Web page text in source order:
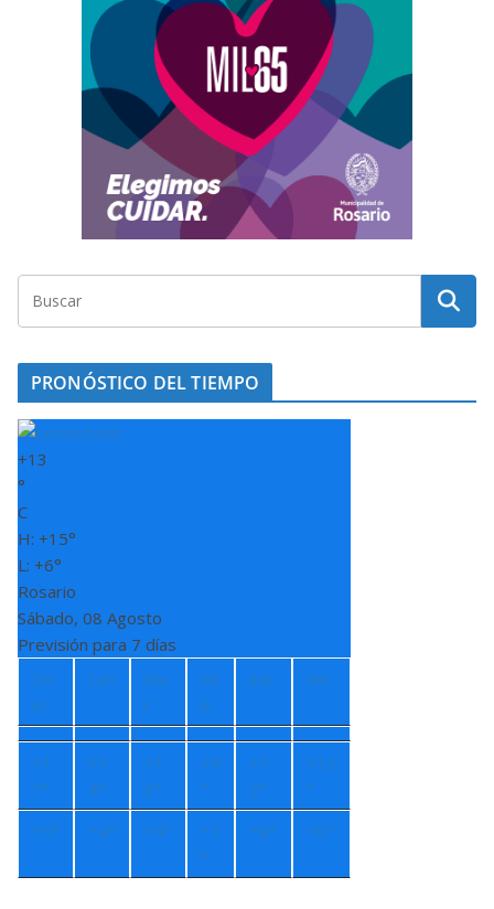
PRONÓSTICO DEL TIEMPO
+13
°
C
H: +15°
L: +6°
Rosario
Sábado, 08 Agosto
Previsión para 7 días
Do
m
Lun
Ma
r
Mi
é
Jue Vie
+1
7°
+1
4°
+1
3°
+9
°
+1
2°
+12
°
+5° +4° +4° +7
°
+8° +8°